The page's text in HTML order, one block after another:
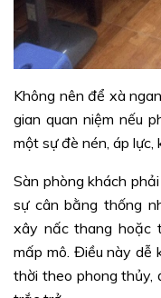
Không nên để xà
gian quan niệm nếu
một sự đè nén, áp lực,
Sàn phòng khách
sự cân bằng thống
xây nấc thang hoặc
mấp mô. Điều này dễ
thời theo phong thủy,